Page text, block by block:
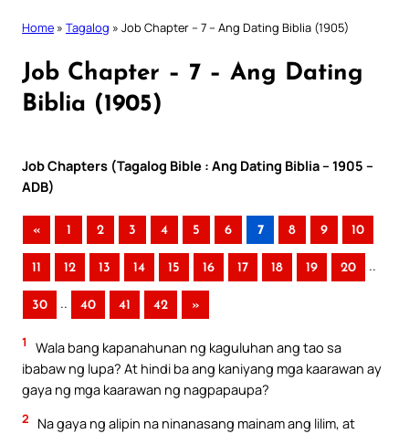
Home » Tagalog » Job Chapter – 7 – Ang Dating Biblia (1905)
Job Chapter – 7 – Ang Dating
Biblia (1905)
Job Chapters (Tagalog Bible : Ang Dating Biblia – 1905 –
ADB)
« 1 2 3 4 5 6 7 8 9 10
11 12 13 14 15 16 17 18 19 20 ..
30 .. 40 41 42 »
1
Wala bang kapanahunan ng kaguluhan ang tao sa
ibabaw ng lupa? At hindi ba ang kaniyang mga kaarawan ay
gaya ng mga kaarawan ng nagpapaupa?
2
Na gaya ng alipin na ninanasang mainam ang lilim, at